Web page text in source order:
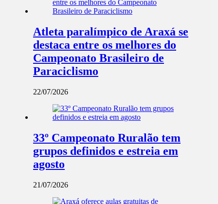
Atleta paralímpico de Araxá se
destaca entre os melhores do
Campeonato Brasileiro de
Paraciclismo
22/07/2026
33º Campeonato Ruralão tem
grupos definidos e estreia em
agosto
21/07/2026